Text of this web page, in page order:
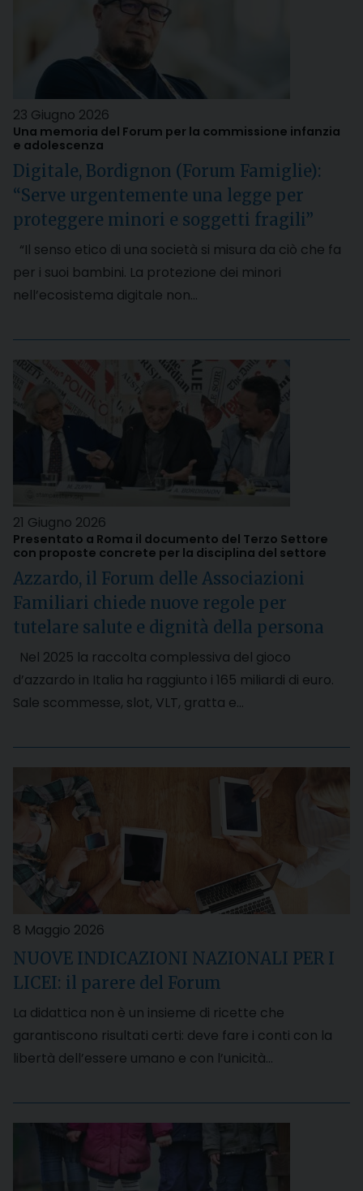
23 Giugno 2026
Una memoria del Forum per la commissione infanzia
e adolescenza
Digitale, Bordignon (Forum Famiglie):
“Serve urgentemente una legge per
proteggere minori e soggetti fragili”
“Il senso etico di una società si misura da ciò che fa
per i suoi bambini. La protezione dei minori
nell’ecosistema digitale non…
21 Giugno 2026
Presentato a Roma il documento del Terzo Settore
con proposte concrete per la disciplina del settore
Azzardo, il Forum delle Associazioni
Familiari chiede nuove regole per
tutelare salute e dignità della persona
Nel 2025 la raccolta complessiva del gioco
d’azzardo in Italia ha raggiunto i 165 miliardi di euro.
Sale scommesse, slot, VLT, gratta e…
8 Maggio 2026
NUOVE INDICAZIONI NAZIONALI PER I
LICEI: il parere del Forum
La didattica non è un insieme di ricette che
garantiscono risultati certi: deve fare i conti con la
libertà dell’essere umano e con l’unicità…